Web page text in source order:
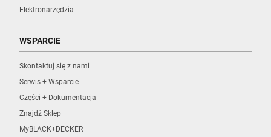
Elektronarzędzia
WSPARCIE
Skontaktuj się z nami
Serwis + Wsparcie
Części + Dokumentacja
Znajdź Sklep
MyBLACK+DECKER